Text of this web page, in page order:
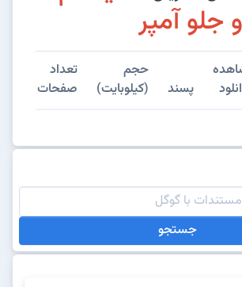
جلو آمپر
پسند
حجم
(کیلوبایت)
تعداد
صفحات
جستجو